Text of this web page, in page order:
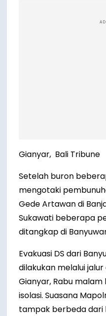
Gianyar, Bali Tribune
Setelah buron
mengotaki
Gede Artawan di
Sukawati beberapa
ditangkap di
Evakuasi DS dari
dilakukan melalui
Gianyar, Rabu
isolasi. Suasana
tampak berbeda dari